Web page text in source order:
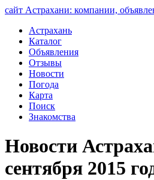
сайт Астрахани: компании,
Астрахань
Каталог
Объявления
Отзывы
Новости
Погода
Карта
Поиск
Знакомства
Новости
сентября 2015